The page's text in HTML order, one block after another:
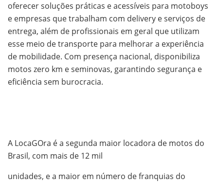
oferecer soluções práticas e acessíveis para motoboys
e empresas que trabalham com delivery e serviços de
entrega, além de profissionais em geral que utilizam
esse meio de transporte para melhorar a experiência
de mobilidade. Com presença nacional, disponibiliza
motos zero km e seminovas, garantindo segurança e
eficiência sem burocracia.
A LocaGOra é a segunda maior locadora de motos do
Brasil, com mais de 12 mil
unidades, e a maior em número de franquias do